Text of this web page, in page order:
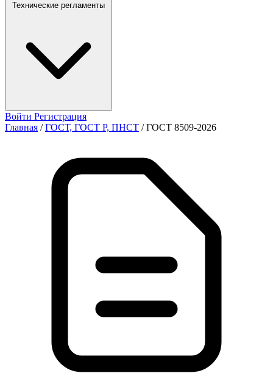
Технические регламенты
Войти Регистрация
Главная / ГОСТ, ГОСТ Р, ПНСТ / ГОСТ 8509-2026